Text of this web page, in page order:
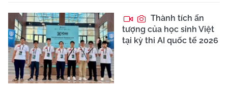
Thành tích ấn
tượng của học sinh Việt
tại kỳ thi AI quốc tế 2026